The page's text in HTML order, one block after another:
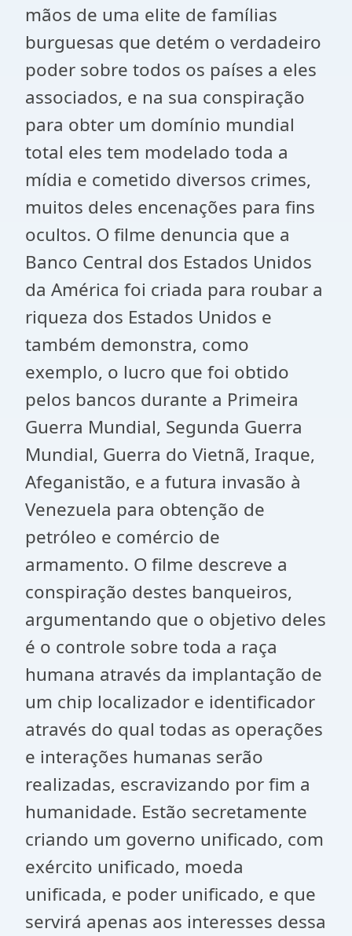
mãos de uma elite de famílias
burguesas que detém o verdadeiro
poder sobre todos os países a eles
associados, e na sua conspiração
para obter um domínio mundial
total eles tem modelado toda a
mídia e cometido diversos crimes,
muitos deles encenações para fins
ocultos. O filme denuncia que a
Banco Central dos Estados Unidos
da América foi criada para roubar a
riqueza dos Estados Unidos e
também demonstra, como
exemplo, o lucro que foi obtido
pelos bancos durante a Primeira
Guerra Mundial, Segunda Guerra
Mundial, Guerra do Vietnã, Iraque,
Afeganistão, e a futura invasão à
Venezuela para obtenção de
petróleo e comércio de
armamento. O filme descreve a
conspiração destes banqueiros,
argumentando que o objetivo deles
é o controle sobre toda a raça
humana através da implantação de
um chip localizador e identificador
através do qual todas as operações
e interações humanas serão
realizadas, escravizando por fim a
humanidade. Estão secretamente
criando um governo unificado, com
exército unificado, moeda
unificada, e poder unificado, e que
servirá apenas aos interesses dessa